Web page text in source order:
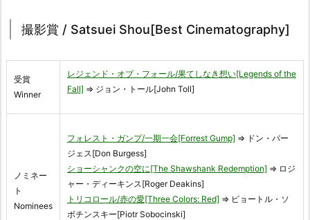
撮影賞 / Satsuei Shou[Best Cinematography]
受賞
Winner
レジェンド・オブ・フォール/果てしなき想い[Legends of the
Fall] ⇒ ジョン・トール[John Toll]
ノミネー
ト
Nominees
フォレスト・ガンプ/一期一会[Forrest Gump] ⇒ ドン・バー
ジェス[Don Burgess]
ショーシャンクの空に[The Shawshank Redemption] ⇒ ロジ
ャー・ディーキンス[Roger Deakins]
トリコロール/赤の愛[Three Colors: Red] ⇒ ピョートル・ソ
ボチンスキー[Piotr Sobocinski]